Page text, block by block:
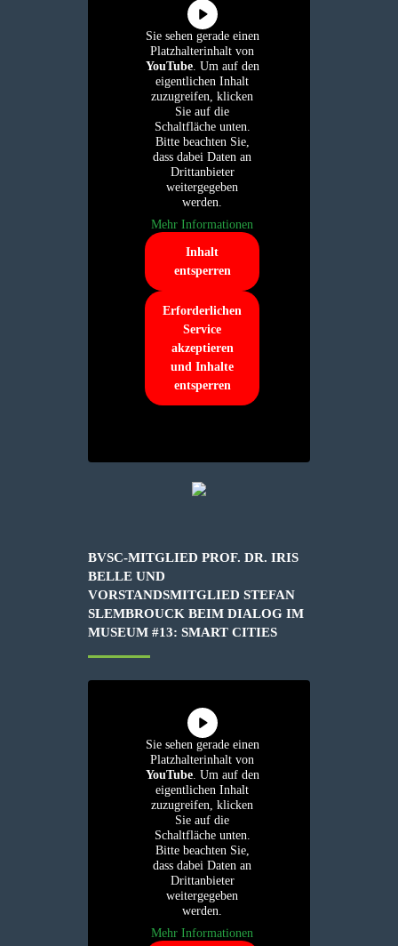
Sie sehen gerade einen
Platzhalterinhalt von
YouTube. Um auf den
eigentlichen Inhalt
zuzugreifen, klicken
Sie auf die
Schaltfläche unten.
Bitte beachten Sie,
dass dabei Daten an
Drittanbieter
weitergegeben
werden.
Mehr Informationen
Inhalt
entsperren
Erforderlichen
Service
akzeptieren
und Inhalte
entsperren
BVSC-MITGLIED PROF. DR. IRIS
BELLE UND
VORSTANDSMITGLIED STEFAN
SLEMBROUCK BEIM DIALOG IM
MUSEUM #13: SMART CITIES
Sie sehen gerade einen
Platzhalterinhalt von
YouTube. Um auf den
eigentlichen Inhalt
zuzugreifen, klicken
Sie auf die
Schaltfläche unten.
Bitte beachten Sie,
dass dabei Daten an
Drittanbieter
weitergegeben
werden.
Mehr Informationen